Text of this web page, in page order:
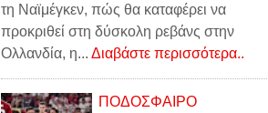
τη Ναϊμέγκεν, πώς θα καταφέρει να
προκριθεί στη δύσκολη ρεβάνς στην
Ολλανδία, η... Διαβάστε περισσότερα..
ΠΟΔΟΣΦΑΙΡΟ